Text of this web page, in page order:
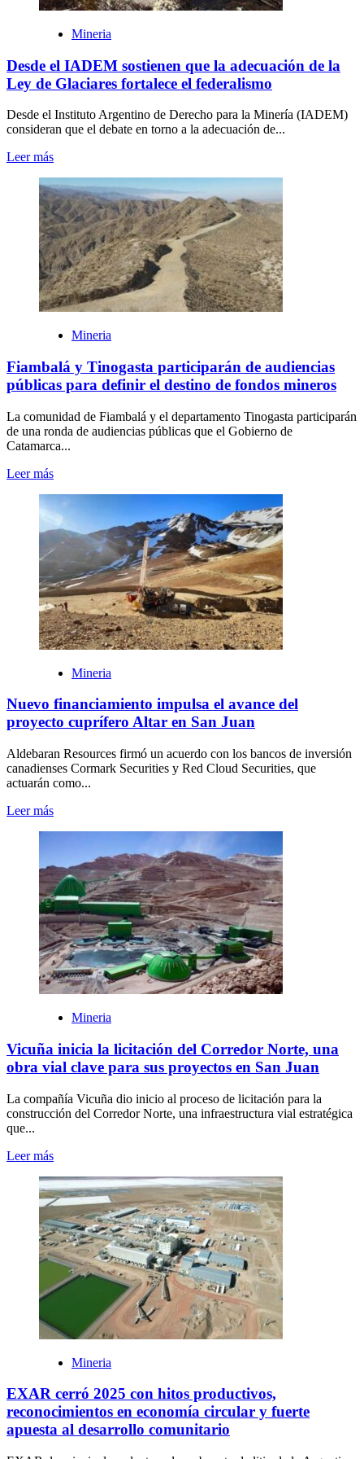
Mineria
Desde el IADEM sostienen que la adecuación de la
Ley de Glaciares fortalece el federalismo
Desde el Instituto Argentino de Derecho para la Minería (IADEM)
consideran que el debate en torno a la adecuación de...
Leer más
Mineria
Fiambalá y Tinogasta participarán de audiencias
públicas para definir el destino de fondos mineros
La comunidad de Fiambalá y el departamento Tinogasta participarán
de una ronda de audiencias públicas que el Gobierno de
Catamarca...
Leer más
Mineria
Nuevo financiamiento impulsa el avance del
proyecto cuprífero Altar en San Juan
Aldebaran Resources firmó un acuerdo con los bancos de inversión
canadienses Cormark Securities y Red Cloud Securities, que
actuarán como...
Leer más
Mineria
Vicuña inicia la licitación del Corredor Norte, una
obra vial clave para sus proyectos en San Juan
La compañía Vicuña dio inicio al proceso de licitación para la
construcción del Corredor Norte, una infraestructura vial estratégica
que...
Leer más
Mineria
EXAR cerró 2025 con hitos productivos,
reconocimientos en economía circular y fuerte
apuesta al desarrollo comunitario